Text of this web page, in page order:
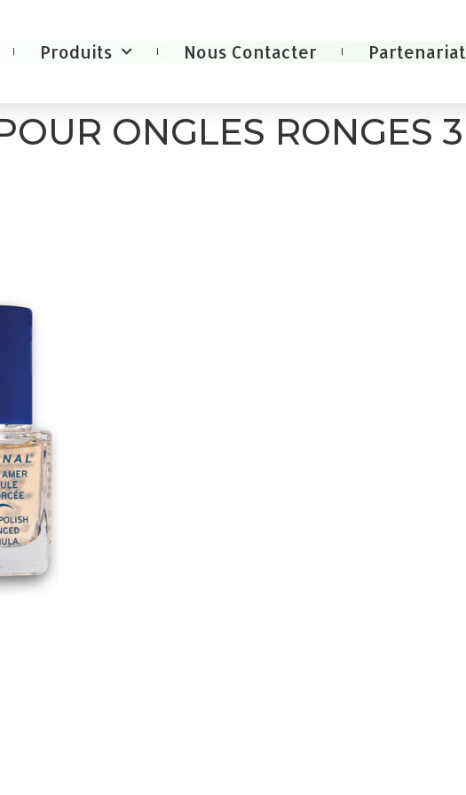
Produits Nous Contacter Partenariat
ONGLES RONGES 3